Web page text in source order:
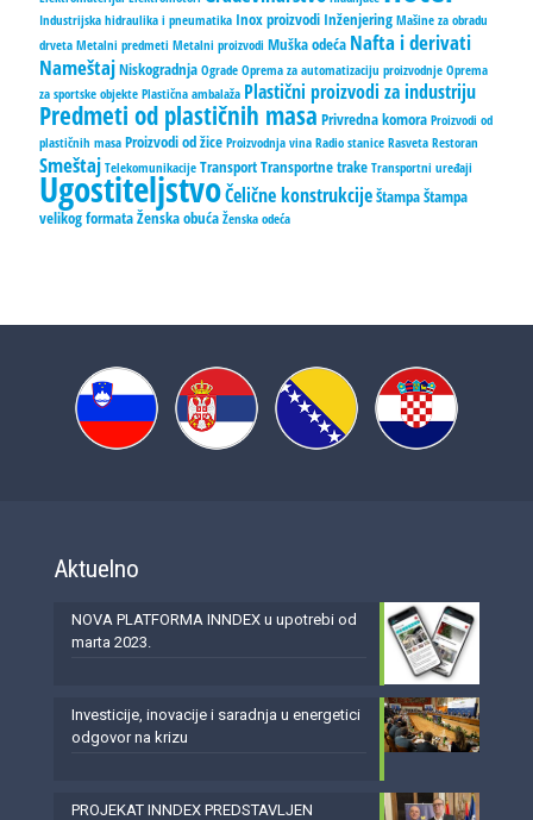
Industrijska hidraulika i pneumatika Inox proizvodi Inženjering Mašine za obradu
drveta Metalni predmeti Metalni proizvodi Muška odeća Nafta i derivati
NameštajNiskogradnja Ograde Oprema za automatizaciju proizvodnje Oprema
za sportske objekte Plastična ambalaža Plastični proizvodi za industriju
Predmeti od plastičnih masa Privredna komora Proizvodi od
plastičnih masa Proizvodi od žice Proizvodnja vina Radio stanice Rasveta Restoran
Smeštaj Telekomunikacije TransportTransportne trake Transportni uređaji
UgostiteljstvoČelične konstrukcijeŠtampaŠtampa
velikog formataŽenska obuća Ženska odeća
Aktuelno
NOVA PLATFORMA INNDEX u upotrebi od
marta 2023.
Investicije, inovacije i saradnja u energetici
odgovor na krizu
PROJEKAT INNDEX PREDSTAVLJEN